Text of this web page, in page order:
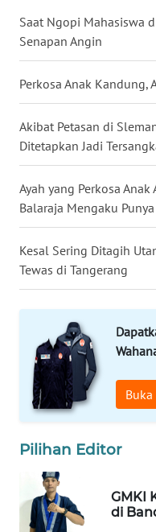
Saat Ngopi Mahasiswa
Senapan Angin
Perkosa Anak Kandung,
Akibat Petasan di
Ditetapkan Jadi
Ayah yang Perkosa
Balaraja Mengaku
Kesal Sering Ditagih
Tewas di Tangerang
Pilihan Editor
GMKI
di
WN
TANJUNG
WN
LABUHANBATU
WN
TAPANULI
TENGAH
WN DELI
SERDANG
WN
TINGGI
WN
PAKPAK